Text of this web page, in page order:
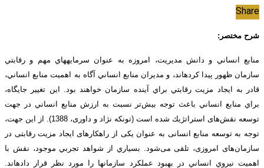
Share
شرح مختصر:
منابع انساني و دانش مديريت، امروزه به عنوان سرمايه­هاي مهم و رقابتي
سازمان ظهور پيدا كرده­اند، و مديران منابع انساني آگاه به اهميت منابع انساني،
قادر به ايجاد مزيت رقابتي براي آينده سازمان خواهند بود. اين تغيير جايگاه،
براي منابع انساني باعث توجه بیش‌تر نسبت به ارزش منابع انساني در جهت
توسعه نقش‌های استراتژيك شده است (تونکه نژاد و داوری، 1388). از این جهت،
توجه به توسعه منابع انسانی به عنوان یکی از راهکارهای ایجاد مزیت رقابتی در
سازمان‌های امروزی، تلقی می‌شود. بسياري از شواهد تجربي موجود، نقش با
اهميت نيروي انساني در بهبود عملكرد سازمان­ها را مورد نظر قرار داده­اند.